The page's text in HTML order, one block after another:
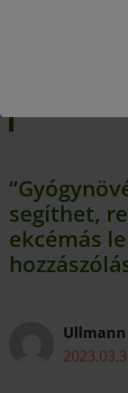
segíthet,
ekcémás
Ullmann